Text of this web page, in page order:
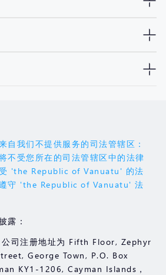
自我们不提供服务的司法管辖区：
不受您所在的司法管辖区中的法律
'the Republic of Vanuatu' 的法
守 'the Republic of Vanuatu' 法
露：
司注册地址为 Fifth Floor, Zephyr
George Town, P.O. Box
KY1-1206, Cayman Islands，